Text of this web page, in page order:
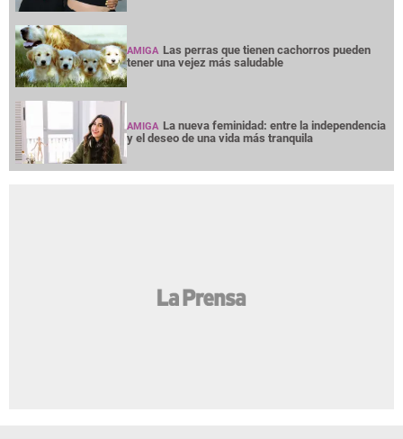
AMIGA Las perras que tienen cachorros pueden
tener una vejez más saludable
AMIGA La nueva feminidad: entre la independencia
y el deseo de una vida más tranquila